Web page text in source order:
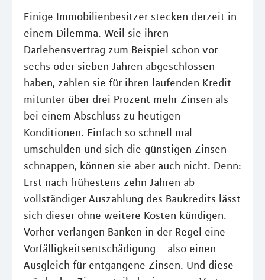
Einige Immobilienbesitzer stecken derzeit in
einem Dilemma. Weil sie ihren
Darlehensvertrag zum Beispiel schon vor
sechs oder sieben Jahren abgeschlossen
haben, zahlen sie für ihren laufenden Kredit
mitunter über drei Prozent mehr Zinsen als
bei einem Abschluss zu heutigen
Konditionen. Einfach so schnell mal
umschulden und sich die günstigen Zinsen
schnappen, können sie aber auch nicht. Denn:
Erst nach frühestens zehn Jahren ab
vollständiger Auszahlung des Baukredits lässt
sich dieser ohne weitere Kosten kündigen.
Vorher verlangen Banken in der Regel eine
Vorfälligkeitsentschädigung – also einen
Ausgleich für entgangene Zinsen. Und diese